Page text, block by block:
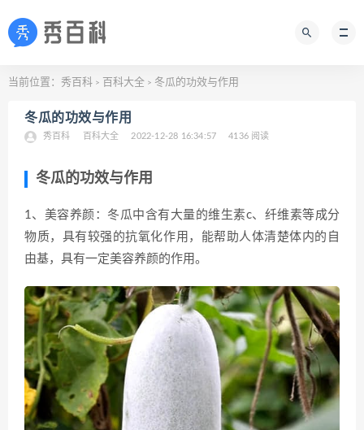
当前位置： 秀百科 > 百科大全 > 冬瓜的功效与作用
冬瓜的功效与作用
秀百科 百科大全 2022-12-28 16:34:57 4136 阅读
冬瓜的功效与作用
1、美容养颜：冬瓜中含有大量的维生素c、纤维素等成分
物质，具有较强的抗氧化作用，能帮助人体清楚体内的自
由基，具有一定美容养颜的作用。